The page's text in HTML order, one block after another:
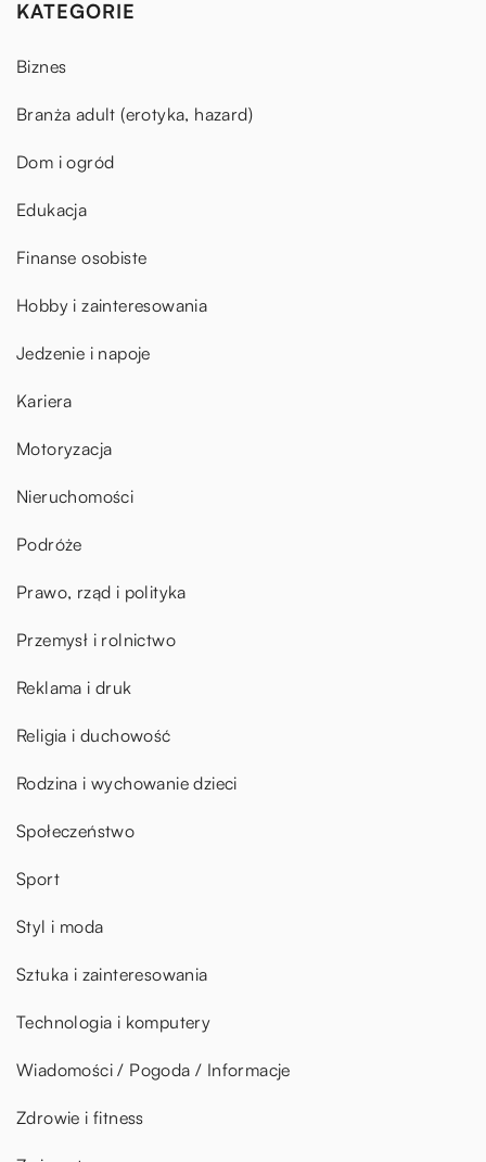
KATEGORIE
Biznes
Branża adult (erotyka, hazard)
Dom i ogród
Edukacja
Finanse osobiste
Hobby i zainteresowania
Jedzenie i napoje
Kariera
Motoryzacja
Nieruchomości
Podróże
Prawo, rząd i polityka
Przemysł i rolnictwo
Reklama i druk
Religia i duchowość
Rodzina i wychowanie dzieci
Społeczeństwo
Sport
Styl i moda
Sztuka i zainteresowania
Technologia i komputery
Wiadomości / Pogoda / Informacje
Zdrowie i fitness